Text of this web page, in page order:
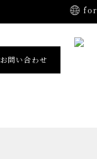
for
お問い合わせ